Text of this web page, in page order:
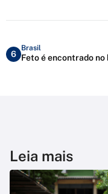
6
Brasil
Feto é encontrado
Leia mais